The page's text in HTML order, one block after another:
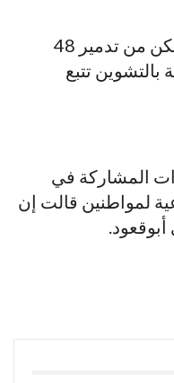
وأضاف أن الطيران المسيّر تمكن من تدمير 48
محمّلة بالتشوين تتبع
المشاركة في
لمواطنين قالت إن